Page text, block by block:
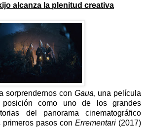
alcanza la plenitud creativa
sorprendernos con Gaua, una película
como uno de los grandes
del panorama cinematográfico
pasos con Errementari (2017)